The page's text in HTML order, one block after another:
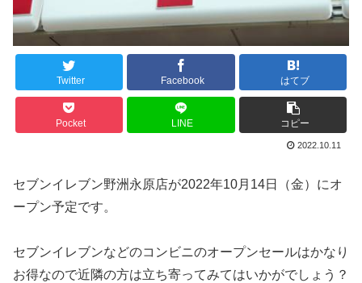
Twitter Facebook はてブ
Pocket LINE コピー
2022.10.11
セブンイレブン野洲永原店が2022年10月14日（金）にオ
ープン予定です。
セブンイレブンなどのコンビニのオープンセールはかなり
お得なので近隣の方は立ち寄ってみてはいかがでしょう？